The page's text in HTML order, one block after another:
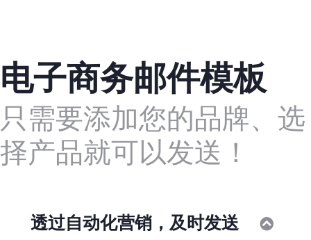
电子商务邮件模板
只需要添加您的品牌、选
择产品就可以发送！
透过自动化营销，及时发送